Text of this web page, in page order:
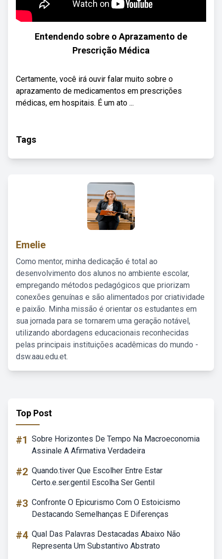
Entendendo sobre o Aprazamento de
Prescrição Médica
Certamente, você irá ouvir falar muito sobre o
aprazamento de medicamentos em prescrições
médicas, em hospitais. É um ato ...
Tags
Emelie
Como mentor, minha dedicação é total ao
desenvolvimento dos alunos no ambiente escolar,
empregando métodos pedagógicos que priorizam
conexões genuínas e são alimentados por criatividade
e paixão. Minha missão é orientar os estudantes em
sua jornada para se tornarem uma geração notável,
utilizando abordagens educacionais reconhecidas
pelas principais instituições acadêmicas do mundo -
dsw.aau.edu.et.
Top Post
#1 Sobre Horizontes De Tempo Na Macroeconomia
Assinale A Afirmativa Verdadeira
#2 Quando.tiver Que Escolher Entre Estar
Certo.e.ser.gentil Escolha Ser Gentil
#3 Confronte O Epicurismo Com O Estoicismo
Destacando Semelhanças E Diferenças
#4 Qual Das Palavras Destacadas Abaixo Não
Representa Um Substantivo Abstrato